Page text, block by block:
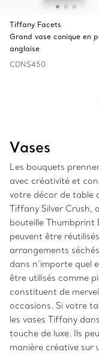
Tiffany Facets
Grand vase conique en
anglaise
CDN$450
Vases
Les bouquets
avec créativité et
votre décor de table
Tiffany Silver Crush,
bouteille Thumbprint
peuvent être
arrangements
dans n’importe quel
être utilisés comme
constituent de
occasions. Si votre
les vases Tiffany
touche de luxe. Ils
manière créative sur